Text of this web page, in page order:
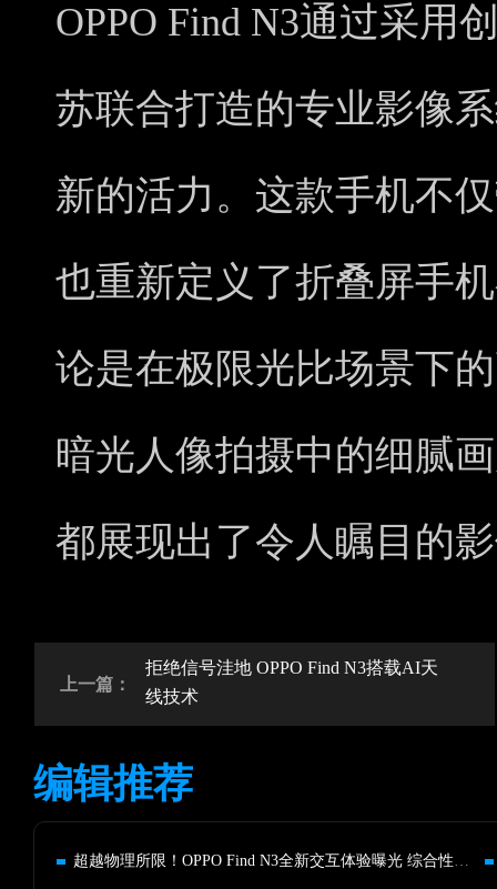
OPPO Find N3通过采用
苏联合打造的专业影像
新的活力。这款手机不
也重新定义了折叠屏手
论是在极限光比场景下
暗光人像拍摄中的细腻
都展现出了令人瞩目的
上一篇：
拒绝信号洼地 OPPO Find N3搭载AI天
线技术
编辑推荐
超越物理所限！OPPO Find N3全新交互体验曝光 综合性能重磅升级